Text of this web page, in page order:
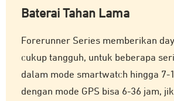
Baterai Tahan Lama
Forerunner Series memberikan
cukup tangguh, untuk beberapa
dalam mode smartwatch hingga 7-
dengan mode GPS bisa 6-36 jam,